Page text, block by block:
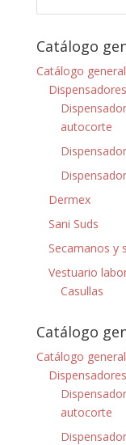
Catálogo
Catálogo general
Dispensadores
autocorte
Dermex
Sani Suds
Secamanos y
Vestuario
Casullas
Catálogo
Catálogo general
Dispensadores
autocorte